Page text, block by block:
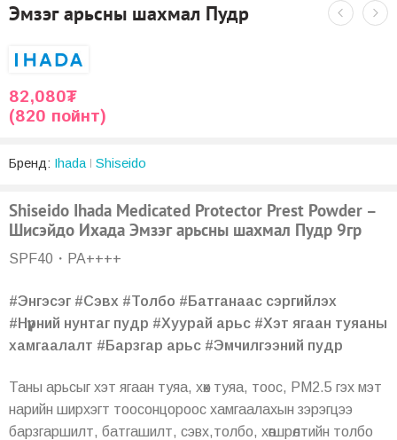
Эмзэг арьсны шахмал Пудр
82,080₮
(820 пойнт)
Бренд: Ihada Shiseido
Shiseido Ihada Medicated Protector Prest Powder –
Шисэйдо Ихада Эмзэг арьсны шахмал Пудр 9гр
SPF40・PA++++
#Энгэсэг #Сэвх #Толбо #Батганаас сэргийлэх
#Нүүрний нунтаг пудр #Хуурай арьс #Хэт ягаан туяаны
хамгаалалт #Барзгар арьс #Эмчилгээний пудр
Таны арьсыг хэт ягаан туяа, хөх туяа, тоос, РМ2.5 гэх мэт
нарийн ширхэгт тоосонцороос хамгаалахын зэрэгцээ
барзгаршилт, батгашилт, сэвх,толбо, хөгшрөлтийн толбо